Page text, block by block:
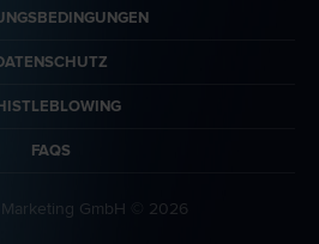
FAQS
GmbH © 2026